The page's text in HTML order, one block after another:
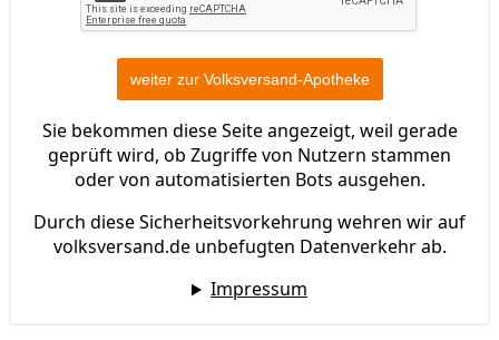
Sie bekommen diese Seite angezeigt, weil gerade
geprüft wird, ob Zugriffe von Nutzern stammen
oder von automatisierten Bots ausgehen.
Durch diese Sicherheitsvorkehrung wehren wir auf
volksversand.de unbefugten Datenverkehr ab.
Impressum